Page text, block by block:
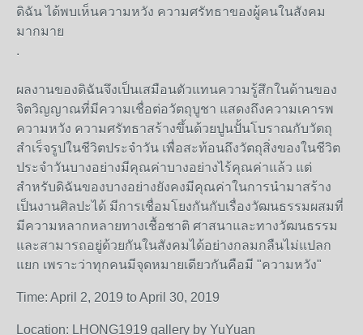
ดิฉัน ได้พบเห็นความหวัง ความศรัทธาของผู้คนในสังคม
มากมาย
.
ผลงานของดิฉันจึงเป็นเสมือนตัวแทนความรู้สึกในด้านของ
จิตวิญญาณที่มีความเชื่อต่อวัตถุบูชา แสดงถึงความเคารพ
ความหวัง ความศรัทธาสร้างขึ้นด้วยปูนปั้นโบราณกับวัตถุ
สำเร็จรูปในชีวิตประจำวัน เพื่อสะท้อนถึงวัตถุสิ่งของในชีวิต
ประจำวันบางอย่างมีคุณค่าบางอย่างไร้คุณค่าแล้ว แต่
สำหรับดิฉันของบางอย่างยังคงมีคุณค่าในการนำมาสร้าง
เป็นงานศิลปะได้ มีการเชื่อมโยงกันกับเรื่องวัฒนธรรมผสมที่
มีความหลากหลายทางเชื้อชาติ ศาสนาและทางวัฒนธรรม
และสามารถอยู่ด้วยกันในสังคมได้อย่างกลมกลืนไม่แปลก
แยก เพราะว่าทุกคนมีจุดหมายเดียวกันคือมี "ความหวัง"
Time: April 2, 2019 to April 30, 2019
Location: LHONG1919 gallery by YuYuan